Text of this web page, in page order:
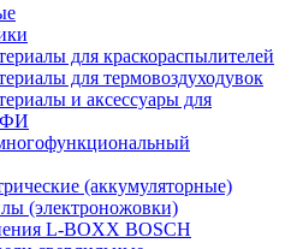
для краскораспылителей
для термовоздуходувок
и аксессуары для
(аккумуляторные)
(электроножовки)
L-BOXX BOSCH